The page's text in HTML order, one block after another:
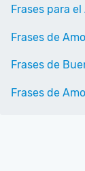
Frases para
Frases de
Frases de
Frases de